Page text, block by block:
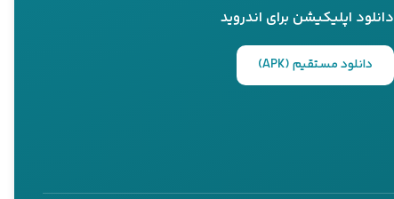
دانلود اپلیکیشن برای اندروید
دانلود مستقیم (APK)